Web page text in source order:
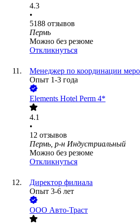
4.3
•
5188 отзывов
Пермь
Можно без резюме
Откликнуться
Менеджер по координации
Опыт 1-3 года
Elements Hotel Perm 4*
4.1
•
12 отзывов
Пермь, р-н Индустриальный
Можно без резюме
Откликнуться
Директор филиала
Опыт 3-6 лет
ООО Авто-Траст